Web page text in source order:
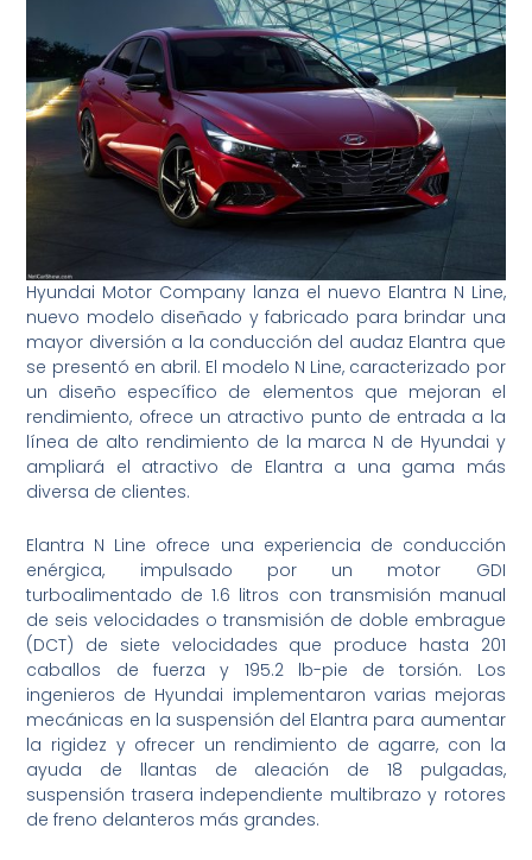
Hyundai Motor Company lanza el nuevo Elantra N Line,
nuevo modelo diseñado y fabricado para brindar una
mayor diversión a la conducción del audaz Elantra que
se presentó en abril. El modelo N Line, caracterizado por
un diseño específico de elementos que mejoran el
rendimiento, ofrece un atractivo punto de entrada a la
línea de alto rendimiento de la marca N de Hyundai y
ampliará el atractivo de Elantra a una gama más
diversa de clientes.
Elantra N Line ofrece una experiencia de conducción
enérgica, impulsado por un motor GDI
turboalimentado de 1.6 litros con transmisión manual
de seis velocidades o transmisión de doble embrague
(DCT) de siete velocidades que produce hasta 201
caballos de fuerza y ​​195.2 lb-pie de torsión. Los
ingenieros de Hyundai implementaron varias mejoras
mecánicas en la suspensión del Elantra para aumentar
la rigidez y ofrecer un rendimiento de agarre, con la
ayuda de llantas de aleación de 18 pulgadas,
suspensión trasera independiente multibrazo y rotores
de freno delanteros más grandes.